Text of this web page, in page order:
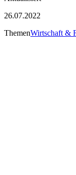
26.07.2022
ThemenWirtschaft &